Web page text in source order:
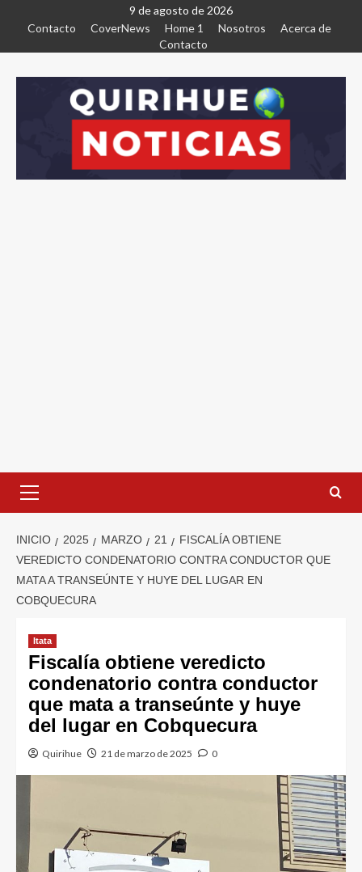
9 de agosto de 2026
Contacto
CoverNews Home 1 Nosotros
Acerca de
Contacto
INICIO 2025 MARZO 21
FISCALÍA OBTIENE
VEREDICTO CONDENATORIO CONTRA CONDUCTOR QUE
MATA A TRANSEÚNTE Y HUYE DEL LUGAR EN
COBQUECURA
Itata
Fiscalía obtiene veredicto
condenatorio contra conductor
que mata a transeúnte y huye
del lugar en Cobquecura
Quirihue 21 de marzo de 2025 0